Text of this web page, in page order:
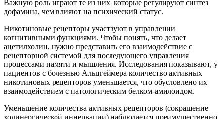
Важную роль играют те из них, которые регулируют синтез
дофамина, чем влияют на психический статус.
Никотиновые рецепторы участвуют в управлении
когнитивными функциями. Чтобы понять, что делает
ацетилхолин, нужно представить его взаимодействие с
рецепторной системой для последующего управления
процессами памяти и мышления. Исследования показывают, у
пациентов с болезнью Альцгеймера количество активных
никотиновых рецепторов уменьшается, что обусловлено их
взаимодействием с патологическим белком-амилоидом.
Уменьшение количества активных рецепторов (сокращение
холинергической иннервации) наблюдается преимущественно